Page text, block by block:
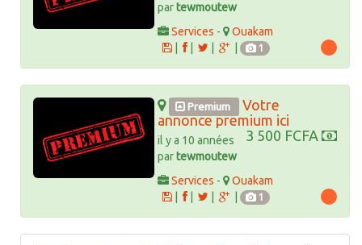
partewmoutew
Services -
Ouakam
|
1
Premium
Votre
annonce premium ici
3 500 FCFA
il y a 10 années
partewmoutew
Services -
Ouakam
|
1